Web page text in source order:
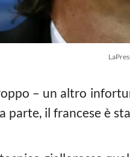
– un altro
parte, il francese è